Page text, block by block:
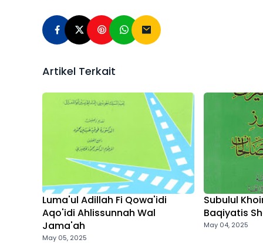
Artikel Terkait
Luma'ul Adillah Fi Qowa'idi
Aqo'idi Ahlissunnah Wal
Jama'ah
May 05, 2025
Subulul
Baqiyatis
May 04, 2025